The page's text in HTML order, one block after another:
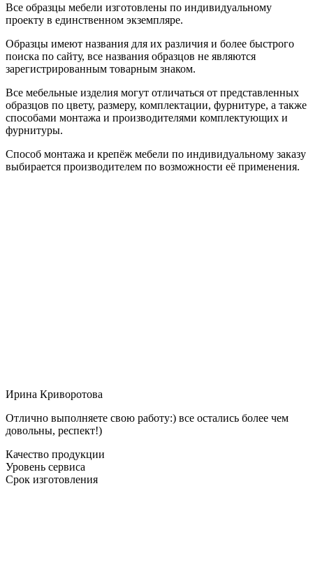
Все образцы мебели изготовлены по индивидуальному
проекту в единственном экземпляре.
Образцы имеют названия для их различия и более быстрого
поиска по сайту, все названия образцов не являются
зарегистрированным товарным знаком.
Все мебельные изделия могут отличаться от представленных
образцов по цвету, размеру, комплектации, фурнитуре, а также
способами монтажа и производителями комплектующих и
фурнитуры.
Способ монтажа и крепёж мебели по индивидуальному заказу
выбирается производителем по возможности её применения.
Ирина Криворотова
Отлично выполняете свою работу:) все остались более чем
довольны, респект!)
Качество продукции
Уровень сервиса
Срок изготовления